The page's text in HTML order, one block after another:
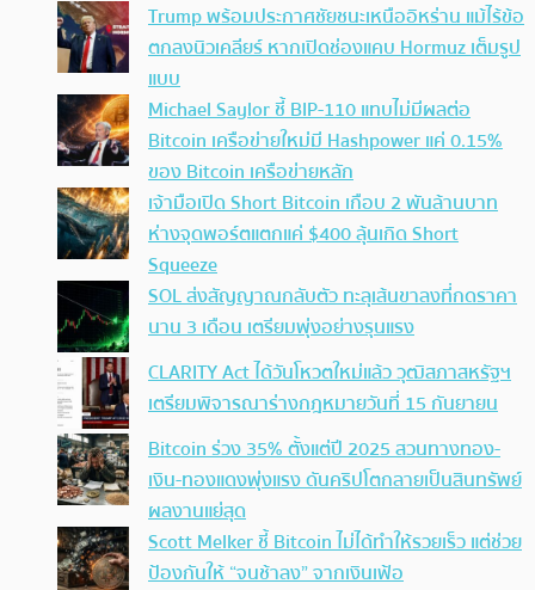
Trump พร้อมประกาศชัยชนะเหนืออิหร่าน แม้ไร้ข้อ
ตกลงนิวเคลียร์ หากเปิดช่องแคบ Hormuz เต็มรูป
แบบ
Michael Saylor ชี้ BIP-110 แทบไม่มีผลต่อ
Bitcoin เครือข่ายใหม่มี Hashpower แค่ 0.15%
ของ Bitcoin เครือข่ายหลัก
เจ้ามือเปิด Short Bitcoin เกือบ 2 พันล้านบาท
ห่างจุดพอร์ตแตกแค่ $400 ลุ้นเกิด Short
Squeeze
SOL ส่งสัญญาณกลับตัว ทะลุเส้นขาลงที่กดราคา
นาน 3 เดือน เตรียมพุ่งอย่างรุนแรง
CLARITY Act ได้วันโหวตใหม่แล้ว วุฒิสภาสหรัฐฯ
เตรียมพิจารณาร่างกฎหมายวันที่ 15 กันยายน
Bitcoin ร่วง 35% ตั้งแต่ปี 2025 สวนทางทอง-
เงิน-ทองแดงพุ่งแรง ดันคริปโตกลายเป็นสินทรัพย์
ผลงานแย่สุด
Scott Melker ชี้ Bitcoin ไม่ได้ทำให้รวยเร็ว แต่ช่วย
ป้องกันให้ “จนช้าลง” จากเงินเฟ้อ